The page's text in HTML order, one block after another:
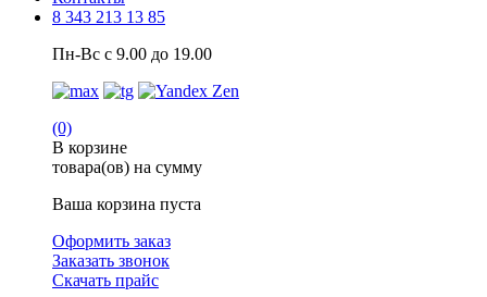
8 343 213 13 85
Пн-Вс с 9.00 до 19.00
(0)
В корзине
товара(ов) на сумму
Ваша корзина пуста
Оформить заказ
Заказать звонок
Скачать прайс